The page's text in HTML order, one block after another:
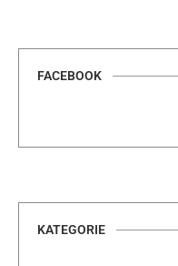
FACEBOOK
KATEGORIE